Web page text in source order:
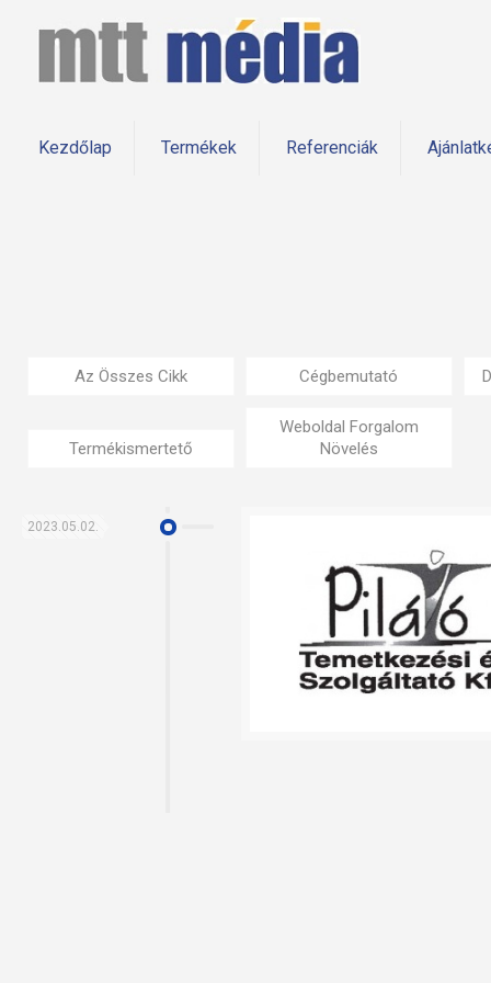
Kezdőlap Termékek Referenciák
Az Összes Cikk Cégbemutató
Termékismertető
Weboldal Forgalom
Növelés
2023.05.02.